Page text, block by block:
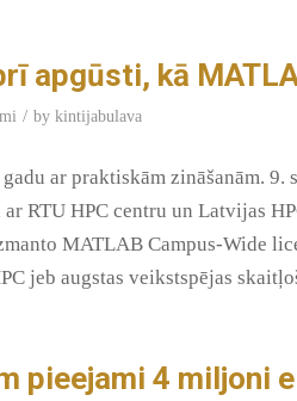
apgūsti, kā
/ by kintijabulava
gadu ar praktiskām zināšanām.
RTU HPC centru un Latvijas
MATLAB Campus-Wide
jeb augstas veikstspējas
pieejami 4 miljoni